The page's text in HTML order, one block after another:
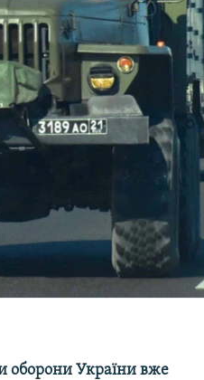
оборони України вже